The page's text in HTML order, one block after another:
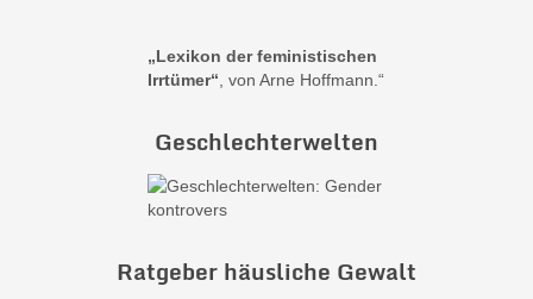
„Lexikon der feministischen
Irrtümer“ , von Arne Hoffmann.“
Geschlechterwelten
Ratgeber häusliche Gewalt